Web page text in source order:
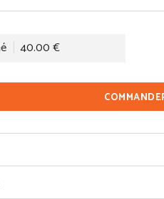
40.00 €